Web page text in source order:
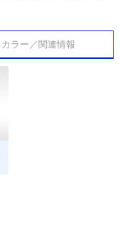
カラー／関連情報